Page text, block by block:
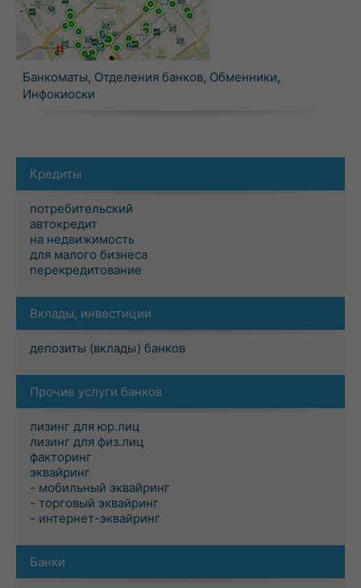
Банкоматы, Отделения банков, Обменники,
Инфокиоски
Кредиты
потребительский
автокредит
на недвижимость
для малого бизнеса
перекредитование
Вклады, инвестиции
депозиты (вклады) банков
Прочие услуги банков
лизинг для юр.лиц
лизинг для физ.лиц
факторинг
эквайринг
- мобильный эквайринг
- торговый эквайринг
- интернет-эквайринг
Банки